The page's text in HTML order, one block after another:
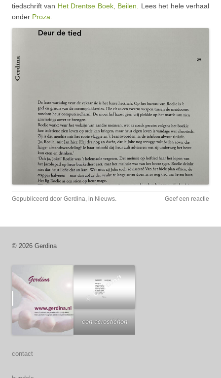
tiedschrift van Het Drentse Boek, Beilen.
Lees het hele verhaal
onder Proza.
Gepubliceerd door Gerdina, in Nieuws. Geef een reactie
© 2026 Gerdina
een acrostichon
contact